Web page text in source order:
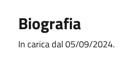
Biografia
In carica dal 05/09/2024.